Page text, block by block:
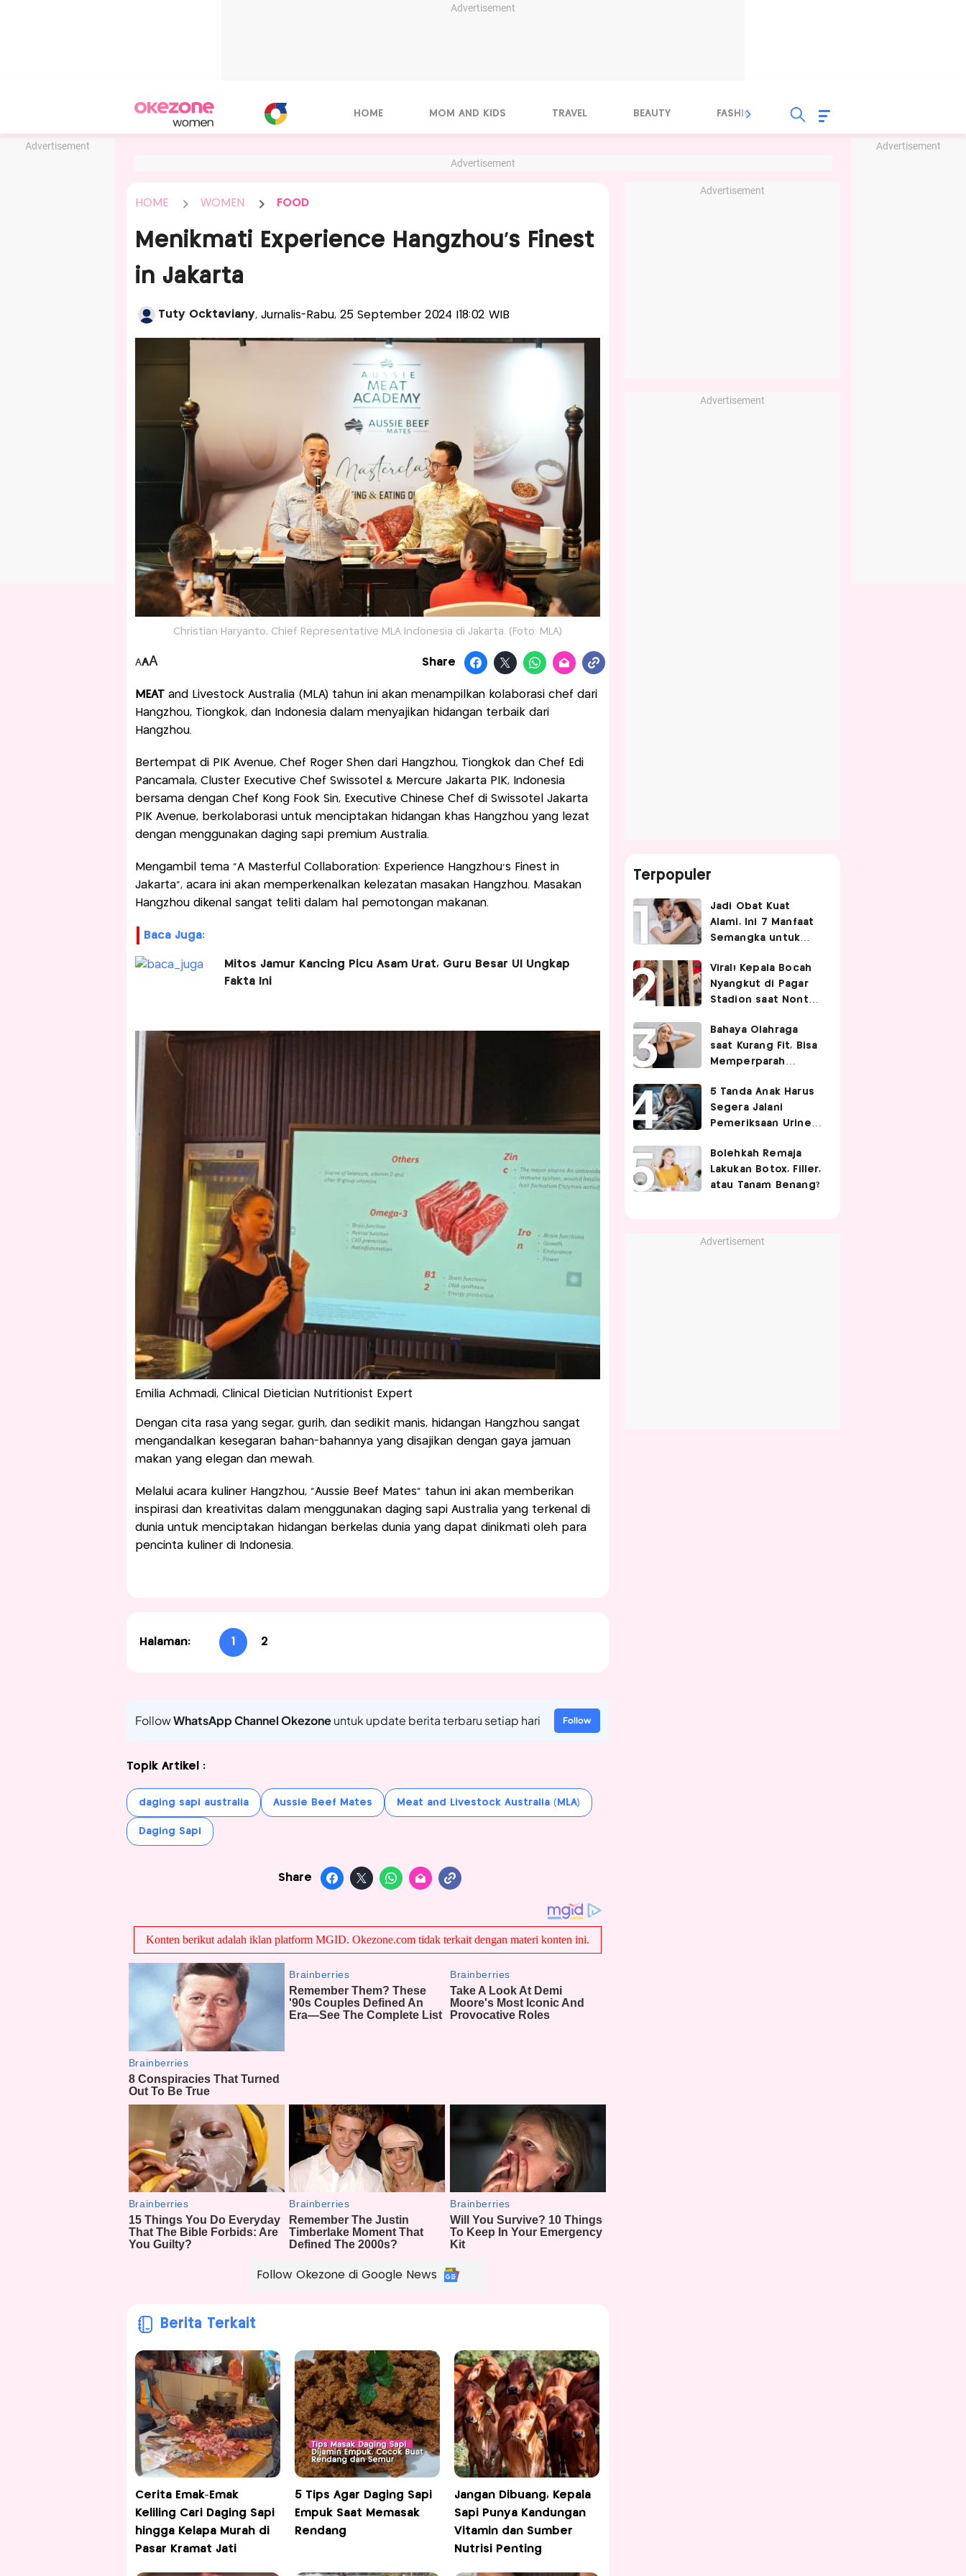
Advertisement
Advertisement Advertisement
HOME MOM AND KIDS TRAVEL BEAUTY FASHION FOOD
Advertisement
HOME WOMEN FOOD
Menikmati Experience Hangzhou’s Finest
in Jakarta
Tuty Ocktaviany, Jurnalis-Rabu, 25 September 2024 |18:02 WIB
Christian Haryanto, Chief Representative MLA Indonesia di Jakarta. (Foto: MLA)
AAA Share
MEAT and Livestock Australia (MLA) tahun ini akan menampilkan kolaborasi chef dari
Hangzhou, Tiongkok, dan Indonesia dalam menyajikan hidangan terbaik dari
Hangzhou.
Bertempat di PIK Avenue, Chef Roger Shen dari Hangzhou, Tiongkok dan Chef Edi
Pancamala, Cluster Executive Chef Swissôtel & Mercure Jakarta PIK, Indonesia
bersama dengan Chef Kong Fook Sin, Executive Chinese Chef di Swissôtel Jakarta
PIK Avenue, berkolaborasi untuk menciptakan hidangan khas Hangzhou yang lezat
dengan menggunakan daging sapi premium Australia.
Mengambil tema "A Masterful Collaboration: Experience Hangzhou's Finest in
Jakarta", acara ini akan memperkenalkan kelezatan masakan Hangzhou. Masakan
Hangzhou dikenal sangat teliti dalam hal pemotongan makanan.
Baca Juga:
Mitos Jamur Kancing Picu Asam Urat, Guru Besar UI Ungkap
Fakta Ini
Emilia Achmadi, Clinical Dietician Nutritionist Expert
Dengan cita rasa yang segar, gurih, dan sedikit manis, hidangan Hangzhou sangat
mengandalkan kesegaran bahan-bahannya yang disajikan dengan gaya jamuan
makan yang elegan dan mewah.
Melalui acara kuliner Hangzhou, “Aussie Beef Mates” tahun ini akan memberikan
inspirasi dan kreativitas dalam menggunakan daging sapi Australia yang terkenal di
dunia untuk menciptakan hidangan berkelas dunia yang dapat dinikmati oleh para
pencinta kuliner di Indonesia.
Halaman: 1 2
FollowWhatsApp Channel Okezoneuntuk update berita terbaru setiap hari Follow
Topik Artikel :
daging sapi australia Aussie Beef Mates Meat and Livestock Australia (MLA)
Daging Sapi
Share
Follow Okezone di Google News
Berita Terkait
Cerita Emak-Emak
Keliling Cari Daging Sapi
hingga Kelapa Murah di
Pasar Kramat Jati
5 Tips Agar Daging Sapi
Empuk Saat Memasak
Rendang
Jangan Dibuang, Kepala
Sapi Punya Kandungan
Vitamin dan Sumber
Nutrisi Penting
Advertisement
Advertisement
Terpopuler
Jadi Obat Kuat
Alami, Ini 7 Manfaat
Semangka untuk
Viral! Kepala Bocah
Nyangkut di Pagar
Stadion saat Nonton
Endingnya Kocak
Bahaya Olahraga
saat Kurang Fit, Bisa
Memperparah
5 Tanda Anak Harus
Segera Jalani
Pemeriksaan Urine,
Bolehkah Remaja
Lakukan Botox, Filler,
atau Tanam Benang?
Advertisement